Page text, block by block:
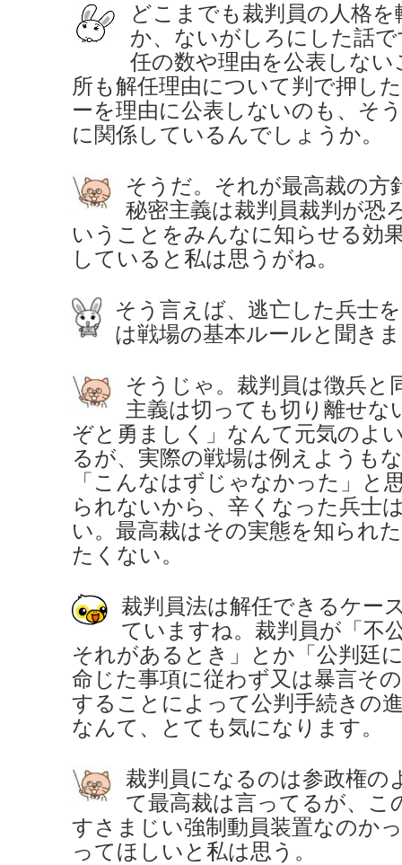
どこまでも裁判員の人格
か、ないがしろにした話
任の数や理由を公表しな
所も解任理由について判で押し
ーを理由に公表しないのも、そ
に関係しているんでしょうか。
そうだ。それが最高裁の方
秘密主義は裁判員裁判が恐
いうことをみんなに知らせる効
していると私は思うがね。
そう言えば、逃亡した兵士
は戦場の基本ルールと聞き
そうじゃ。裁判員は徴兵と
主義は切っても切り離せな
ぞと勇ましく」なんて元気のよ
るが、実際の戦場は例えようも
「こんなはずじゃなかった」と
られないから、辛くなった兵士
い。最高裁はその実態を知られ
たくない。
裁判員法は解任できるケー
ていますね。裁判員が「不
それがあるとき」とか「公判廷
命じた事項に従わず又は暴言そ
することによって公判手続きの
なんて、とても気になります。
裁判員になるのは参政権の
て最高裁は言ってるが、こ
すさまじい強制動員装置なのか
ってほしいと私は思う。